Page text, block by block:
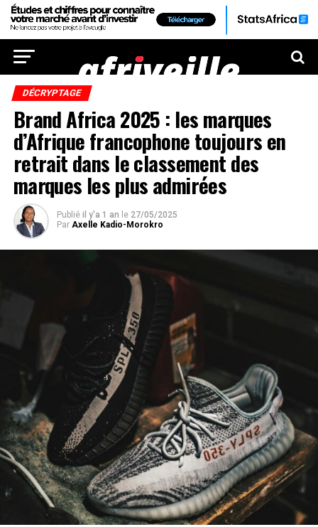
DÉCRYPTAGE
Brand Africa 2025 : les marques
d’Afrique francophone toujours en
retrait dans le classement des
marques les plus admirées
Publié il y'a 1 an le 27/05/2025
Par Axelle Kadio-Morokro